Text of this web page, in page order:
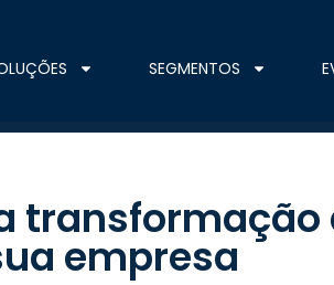
SEGMENTOS
empresa